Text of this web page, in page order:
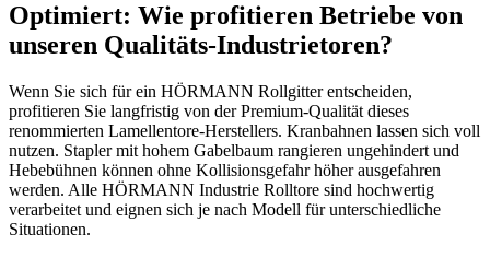
Optimiert: Wie profitieren Betriebe von
unseren Qualitäts-Industrietoren?
Wenn Sie sich für ein HÖRMANN Rollgitter entscheiden,
profitieren Sie langfristig von der Premium-Qualität dieses
renommierten Lamellentore-Herstellers. Kranbahnen lassen sich voll
nutzen. Stapler mit hohem Gabelbaum rangieren ungehindert und
Hebebühnen können ohne Kollisionsgefahr höher ausgefahren
werden. Alle HÖRMANN Industrie Rolltore sind hochwertig
verarbeitet und eignen sich je nach Modell für unterschiedliche
Situationen.